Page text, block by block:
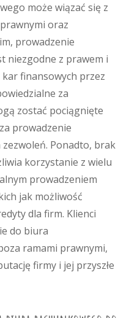
może wiązać się z
oraz
prowadzenie
niezgodne z prawem i
finansowych przez
za
zostać pociągnięte
prowadzenie
zezwoleń. Ponadto, brak
korzystanie z wielu
prowadzeniem
jak możliwość
dla firm. Klienci
do biura
ramami prawnymi,
firmy i jej przyszłe